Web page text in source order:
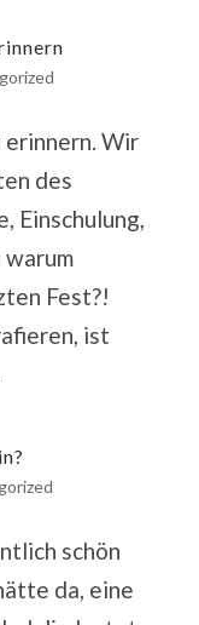
erinnern. Wir
des
Einschulung,
Fest?!
ist
schön
da, eine